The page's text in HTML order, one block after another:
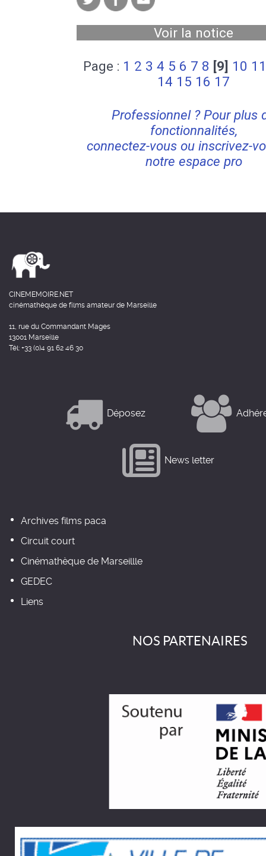
Voir la notice
Page : 1 2 3 4 5 6 7 8 [9] 10 11
14 15 16 17
Professionnel ? Pour plus
fonctionnalités,
connectez-vous ou inscrivez-
notre espace pro
CINEMEMOIRE.NET
cinémathèque de films amateur de Marseille
11, rue du Commandant Mages
13001 Marseille
Tél: +33 (0)4 91 62 46 30
Déposez
News letter
Archives films paca
Circuit court
Cinémathèque de Marseillle
GEDEC
Liens
NOS PARTENAIRES